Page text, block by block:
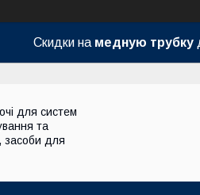
Скидки на медную трубку
для систем
та
засоби для